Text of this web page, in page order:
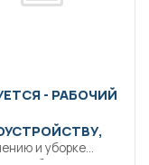
- РАБОЧИЙ
и уборке